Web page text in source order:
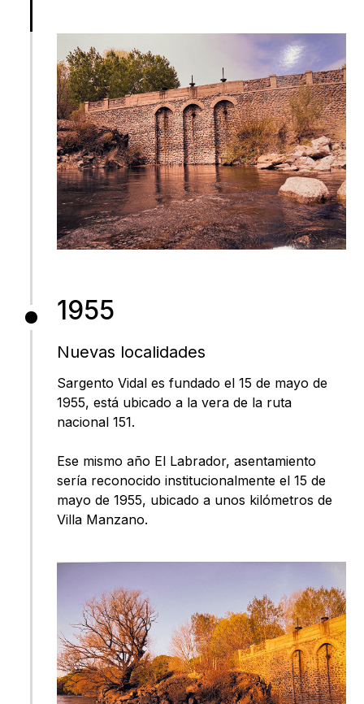
1955
Nuevas localidades
Sargento Vidal es fundado el 15 de mayo de
1955, está ubicado a la vera de la ruta
nacional 151.
Ese mismo año El Labrador, asentamiento
sería reconocido institucionalmente el 15 de
mayo de 1955, ubicado a unos kilómetros de
Villa Manzano.